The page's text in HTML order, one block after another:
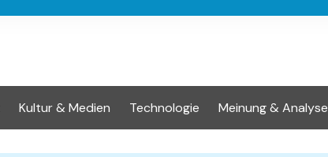
Kultur & Medien Technologie Meinung & Analyse